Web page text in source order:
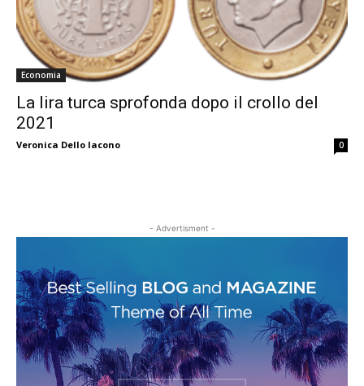
Economia
La lira turca sprofonda dopo il crollo del
2021
Veronica Dello Iacono 0
- Advertisment -